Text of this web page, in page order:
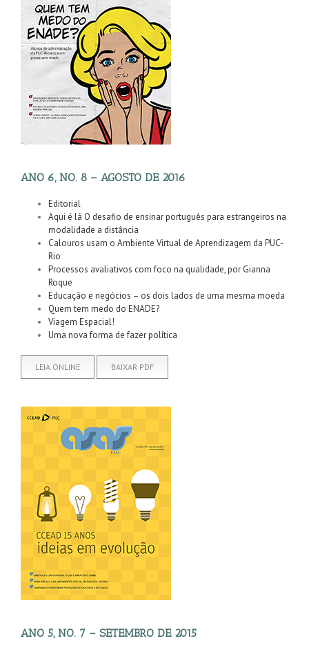
ANO 6, NO. 8 – AGOSTO DE 2016
Editorial
Aqui é lá O desafio de ensinar português para estrangeiros na
modalidade a distância
Calouros usam o Ambiente Virtual de Aprendizagem da PUC-
Rio
Processos avaliativos com foco na qualidade, por Gianna
Roque
Educação e negócios – os dois lados de uma mesma moeda
Quem tem medo do ENADE?
Viagem Espacial!
Uma nova forma de fazer política
LEIA ONLINE BAIXAR PDF
ANO 5, NO. 7 – SETEMBRO DE 2015